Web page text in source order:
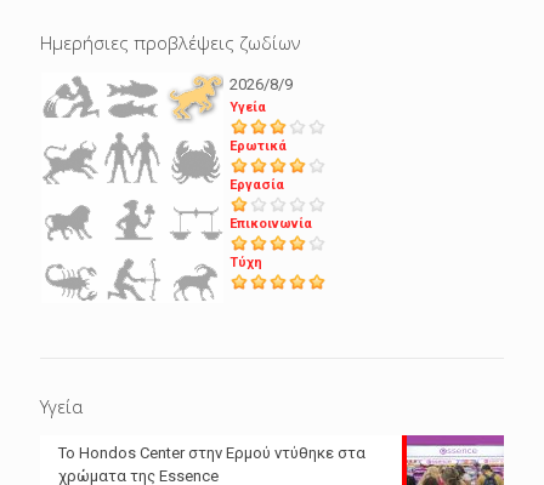
Ημερήσιες προβλέψεις ζωδίων
2026/8/9
Υγεία
Ερωτικά
Εργασία
Επικοινωνία
Τύχη
Υγεία
Το Hondos Center στην Ερμού ντύθηκε στα
χρώματα της Essence